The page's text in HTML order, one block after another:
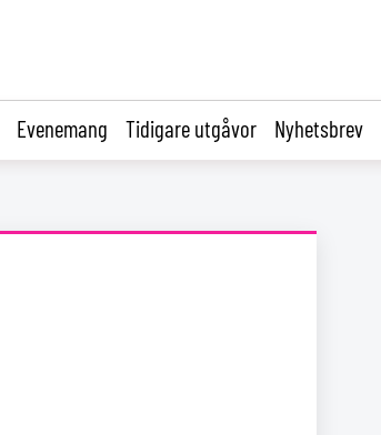
Evenemang Tidigare utgåvor Nyhetsbrev